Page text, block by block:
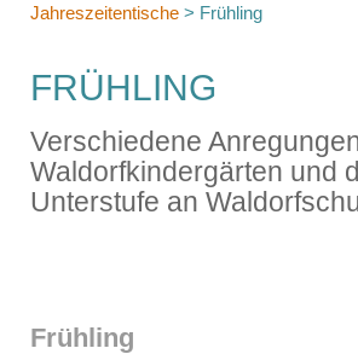
Jahreszeitentische > Frühling
FRÜHLING
Verschiedene
Waldorfkindergärten und
Unterstufe an
Frühling